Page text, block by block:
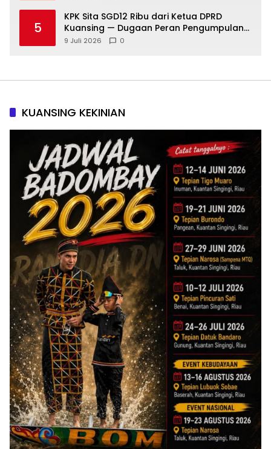
5
KPK Sita SGD12 Ribu dari Ketua DPRD
Kuansing — Dugaan Peran Pengumpulan
Dana Alih Fungsi Hutan Diusut
9 Juli 2026 0
KUANSING KEKINIAN